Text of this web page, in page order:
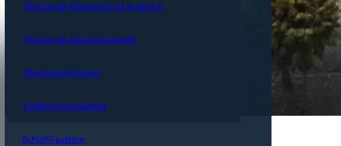
Direcția de infrastructură și servicii
Direcția de asistență socială
Direcția patrimoniu
Evidența persoanelor
Achiziții publice